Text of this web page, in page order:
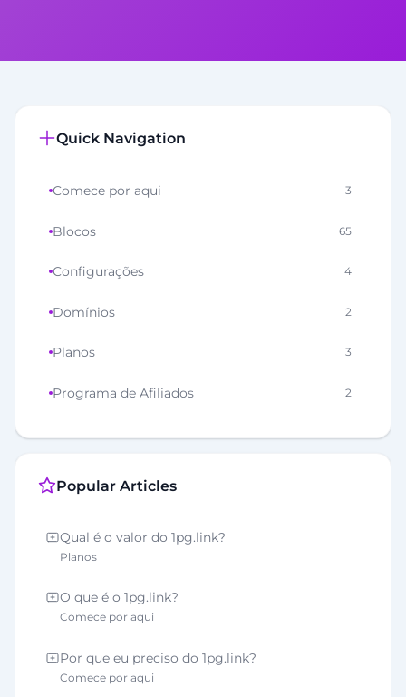
Quick Navigation
Comece por aqui 3
Blocos 65
Configurações 4
Domínios 2
Planos 3
Programa de Afiliados 2
Popular Articles
Qual é o valor do 1pg.link?
Planos
O que é o 1pg.link?
Comece por aqui
Por que eu preciso do 1pg.link?
Comece por aqui